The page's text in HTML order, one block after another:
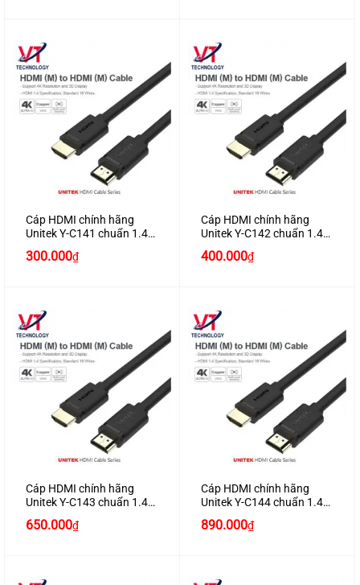
Cáp HDMI chính hãng
Unitek Y-C141 chuẩn 1.4
dài 8M hỗ trợ 3D , 4K*2K
cao cấp
300.000₫
Cáp HDMI chính hãng
Unitek Y-C142 chuẩn 1.4
dài 10M hỗ trợ 3D , 4K*2K
cao cấp
400.000₫
Cáp HDMI chính hãng
Unitek Y-C143 chuẩn 1.4
cao cấp
650.000₫
Cáp HDMI chính hãng
Unitek Y-C144 chuẩn 1.4
cao cấp
890.000₫